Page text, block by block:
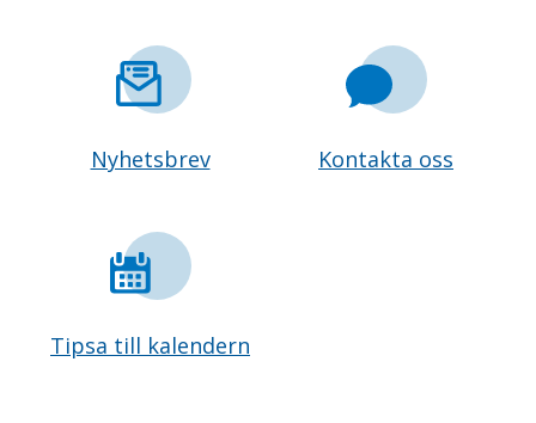
Nyhetsbrev Kontakta oss
Tipsa till kalendern